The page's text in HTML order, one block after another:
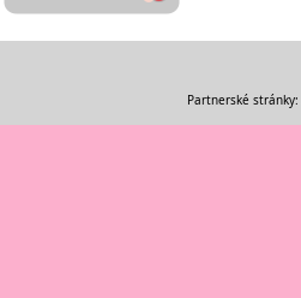
Partnerské stránky: